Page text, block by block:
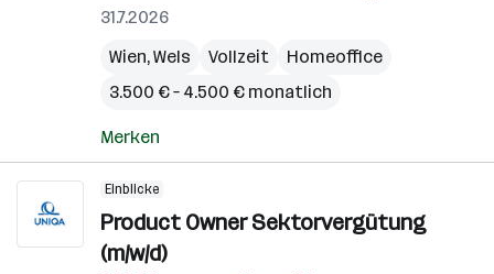
31.7.2026
Wien,Wels Vollzeit
Homeoffice
3.500 € – 4.500 € monatlich
Merken
Einblicke
Product Owner Sektorvergütung
(m/w/d)